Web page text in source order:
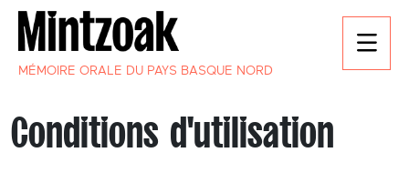
MÉMOIRE ORALE DU PAYS BASQUE NORD
Conditions d'utilisation